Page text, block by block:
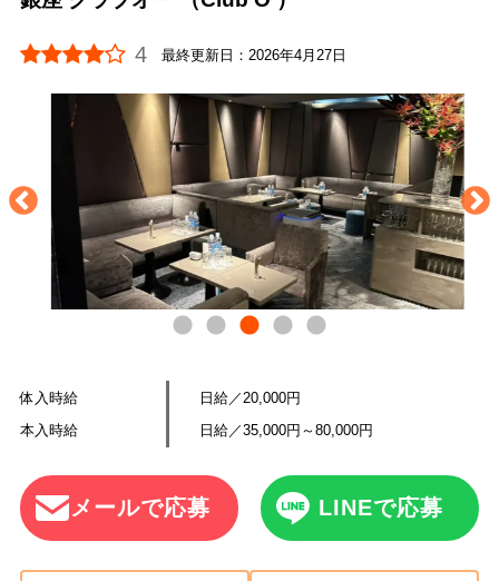
4 最終更新日：2026年4月27日
体入時給
日給／20,000円
本入時給
日給／35,000円～80,000円
メールで応募 LINEで応募